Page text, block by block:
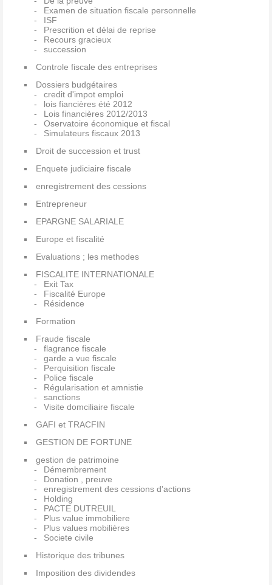
Examen de situation fiscale personnelle
ISF
Prescrition et délai de reprise
Recours gracieux
succession
Controle fiscale des entreprises
Dossiers budgétaires
credit d'impot emploi
lois fiancières été 2012
Lois financières 2012/2013
Oservatoire économique et fiscal
Simulateurs fiscaux 2013
Droit de succession et trust
Enquete judiciaire fiscale
enregistrement des cessions
Entrepreneur
EPARGNE SALARIALE
Europe et fiscalité
Evaluations ; les methodes
FISCALITE INTERNATIONALE
Exit Tax
Fiscalité Europe
Résidence
Formation
Fraude fiscale
flagrance fiscale
garde a vue fiscale
Perquisition fiscale
Police fiscale
Régularisation et amnistie
sanctions
Visite domciliaire fiscale
GAFI et TRACFIN
GESTION DE FORTUNE
gestion de patrimoine
Démembrement
Donation , preuve
enregistrement des cessions d'actions
Holding
PACTE DUTREUIL
Plus value immobiliere
Plus values mobilières
Societe civile
Historique des tribunes
Imposition des dividendes